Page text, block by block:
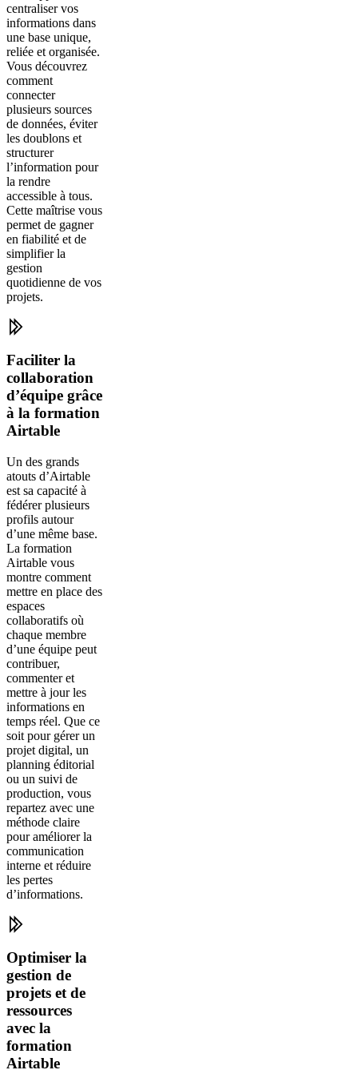
centraliser vos
informations dans
une base unique,
reliée et organisée.
Vous découvrez
comment
connecter
plusieurs sources
de données, éviter
les doublons et
structurer
l’information pour
la rendre
accessible à tous.
Cette maîtrise vous
permet de gagner
en fiabilité et de
simplifier la
gestion
quotidienne de vos
projets.
Faciliter la
collaboration
d’équipe grâce
à la formation
Airtable
Un des grands
atouts d’Airtable
est sa capacité à
fédérer plusieurs
profils autour
d’une même base.
La formation
Airtable vous
montre comment
mettre en place des
espaces
collaboratifs où
chaque membre
d’une équipe peut
contribuer,
commenter et
mettre à jour les
informations en
temps réel. Que ce
soit pour gérer un
projet digital, un
planning éditorial
ou un suivi de
production, vous
repartez avec une
méthode claire
pour améliorer la
communication
interne et réduire
les pertes
d’informations.
Optimiser la
gestion de
projets et de
ressources
avec la
formation
Airtable